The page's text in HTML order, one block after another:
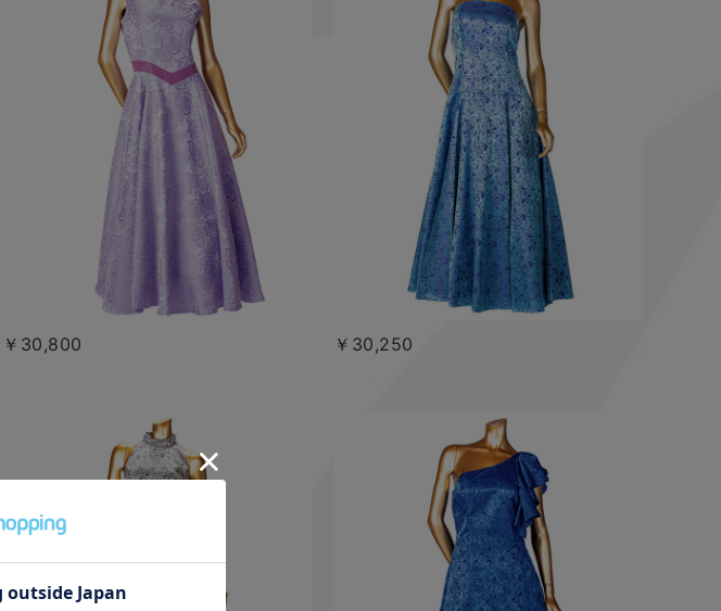
￥30,800 ￥30,250